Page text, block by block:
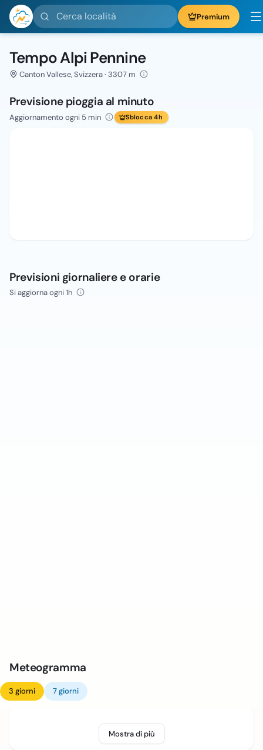
Cerca località Premium
Tempo Alpi Pennine
Canton Vallese, Svizzera · 3307 m
Previsione pioggia al minuto
Aggiornamento ogni 5 min Sblocca 4h
Previsioni giornaliere e orarie
Si aggiorna ogni 1h
Meteogramma
3 giorni 7 giorni
Mostra di più